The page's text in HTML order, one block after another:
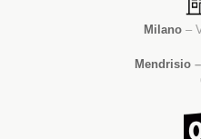
Milano–
Mendrisio